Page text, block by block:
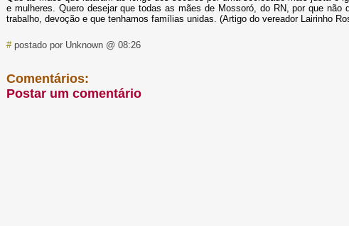
e mulheres. Quero desejar que todas as mães de Mossoró, do RN, por que
trabalho, devoção e que tenhamos famílias unidas. (Artigo do vereador Lairinho
#postado por Unknown @ 08:26
Comentários:
Postar um comentário